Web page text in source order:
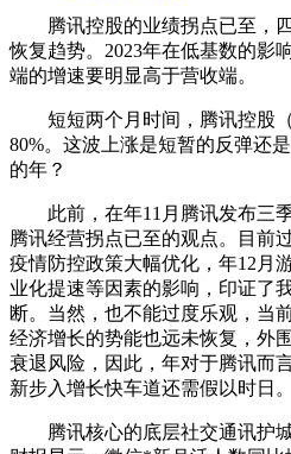
腾讯控股的业绩拐点已至，四
恢复趋势。2023年在低基数的影
端的增速要明显高于营收端。
短短两个月时间，腾讯控股（
80%。这波上涨是短暂的反弹还
的年？
此前，在年11月腾讯发布三季
腾讯经营拐点已至的观点。目前
疫情防控政策大幅优化，年12月
业化提速等因素的影响，印证了
断。当然，也不能过度乐观，当
经济增长的势能也远未恢复，外
衰退风险，因此，年对于腾讯而
新步入增长快车道还需假以时日。
腾讯核心的底层社交通讯护城